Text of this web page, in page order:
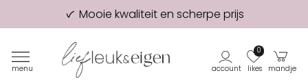
Mooie kwaliteit en scherpe prijs
98% van onze klanten beveelt ons aan!
Eerste proefdruk GRATIS
menu account likes
0
mandje